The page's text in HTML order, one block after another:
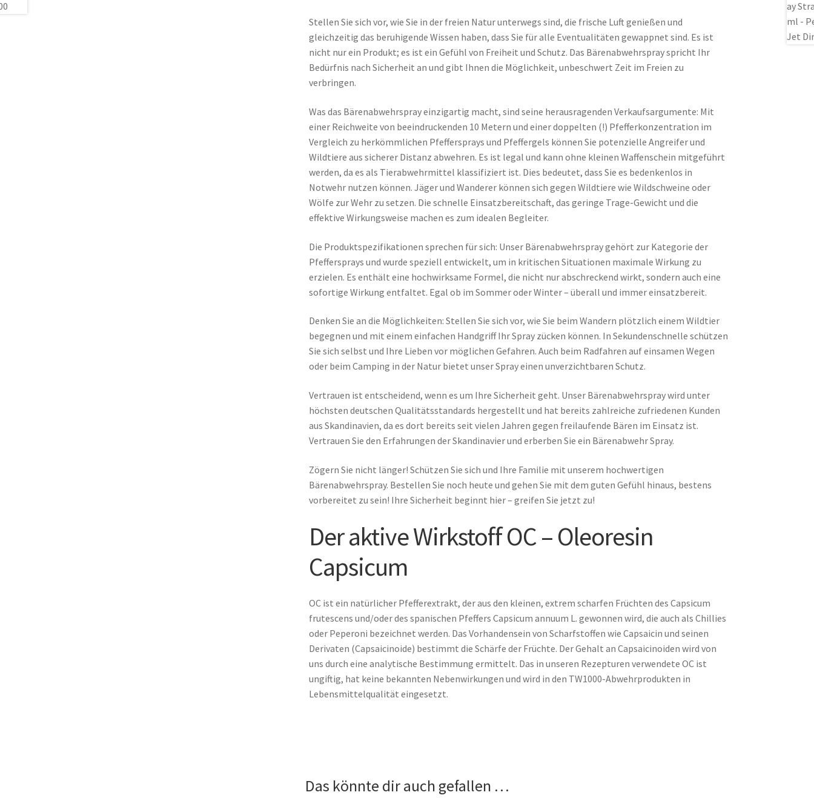
Stellen Sie sich vor, wie Sie in der freien Natur unterwegs sind, die frische Luft genießen und
gleichzeitig das beruhigende Wissen haben, dass Sie für alle Eventualitäten gewappnet sind. Es ist
nicht nur ein Produkt; es ist ein Gefühl von Freiheit und Schutz. Das Bärenabwehrspray spricht Ihr
Bedürfnis nach Sicherheit an und gibt Ihnen die Möglichkeit, unbeschwert Zeit im Freien zu
verbringen.
Was das Bärenabwehrspray einzigartig macht, sind seine herausragenden Verkaufsargumente: Mit
einer Reichweite von beeindruckenden 10 Metern und einer doppelten (!) Pfefferkonzentration im
Vergleich zu herkömmlichen Pfeffersprays und Pfeffergels können Sie potenzielle Angreifer und
Wildtiere aus sicherer Distanz abwehren. Es ist legal und kann ohne kleinen Waffenschein mitgeführt
werden, da es als Tierabwehrmittel klassifiziert ist. Dies bedeutet, dass Sie es bedenkenlos in
Notwehr nutzen können. Jäger und Wanderer können sich gegen Wildtiere wie Wildschweine oder
Wölfe zur Wehr zu setzen. Die schnelle Einsatzbereitschaft, das geringe Trage-Gewicht und die
effektive Wirkungsweise machen es zum idealen Begleiter.
Die Produktspezifikationen sprechen für sich: Unser Bärenabwehrspray gehört zur Kategorie der
Pfeffersprays und wurde speziell entwickelt, um in kritischen Situationen maximale Wirkung zu
erzielen. Es enthält eine hochwirksame Formel, die nicht nur abschreckend wirkt, sondern auch eine
sofortige Wirkung entfaltet. Egal ob im Sommer oder Winter – überall und immer einsatzbereit.
Denken Sie an die Möglichkeiten: Stellen Sie sich vor, wie Sie beim Wandern plötzlich einem Wildtier
begegnen und mit einem einfachen Handgriff Ihr Spray zücken können. In Sekundenschnelle schützen
Sie sich selbst und Ihre Lieben vor möglichen Gefahren. Auch beim Radfahren auf einsamen Wegen
oder beim Camping in der Natur bietet unser Spray einen unverzichtbaren Schutz.
Vertrauen ist entscheidend, wenn es um Ihre Sicherheit geht. Unser Bärenabwehrspray wird unter
höchsten deutschen Qualitätsstandards hergestellt und hat bereits zahlreiche zufriedenen Kunden
aus Skandinavien, da es dort bereits seit vielen Jahren gegen freilaufende Bären im Einsatz ist.
Vertrauen Sie den Erfahrungen der Skandinavier und erberben Sie ein Bärenabwehr Spray.
Zögern Sie nicht länger! Schützen Sie sich und Ihre Familie mit unserem hochwertigen
Bärenabwehrspray. Bestellen Sie noch heute und gehen Sie mit dem guten Gefühl hinaus, bestens
vorbereitet zu sein! Ihre Sicherheit beginnt hier – greifen Sie jetzt zu!
Der aktive Wirkstoff OC – Oleoresin
Capsicum
OC ist ein natürlicher Pfefferextrakt, der aus den kleinen, extrem scharfen Früchten des Capsicum
frutescens und/oder des spanischen Pfeffers Capsicum annuum L. gewonnen wird, die auch als Chillies
oder Peperoni bezeichnet werden. Das Vorhandensein von Scharfstoffen wie Capsaicin und seinen
Derivaten (Capsaicinoide) bestimmt die Schärfe der Früchte. Der Gehalt an Capsaicinoiden wird von
uns durch eine analytische Bestimmung ermittelt. Das in unseren Rezepturen verwendete OC ist
ungiftig, hat keine bekannten Nebenwirkungen und wird in den TW1000-Abwehrprodukten in
Lebensmittelqualität eingesetzt.
Das könnte dir auch gefallen …